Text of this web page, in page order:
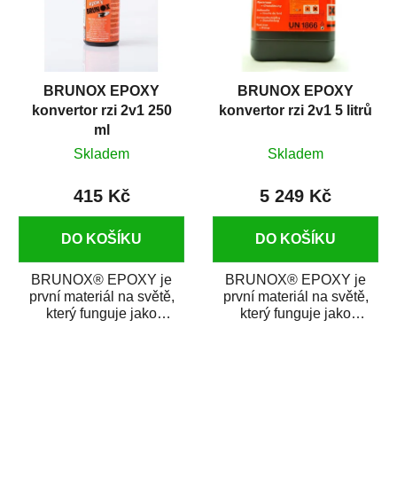
BRUNOX EPOXY
konvertor rzi 2v1 250
ml
Skladem
415 Kč
DO KOŠÍKU
BRUNOX® EPOXY je
první materiál na světě,
který funguje jako
BRUNOX EPOXY
konvertor rzi 2v1 5 litrů
Skladem
5 249 Kč
DO KOŠÍKU
BRUNOX® EPOXY je
první materiál na světě,
který funguje jako